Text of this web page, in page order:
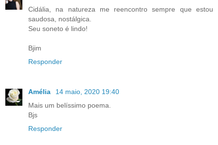
Cidália, na natureza me reencontro sempre que estou
saudosa, nostálgica.
Seu soneto é lindo!
Bjim
Responder
Amélia
14 maio, 2020 19:40
Mais um belíssimo poema.
Bjs
Responder